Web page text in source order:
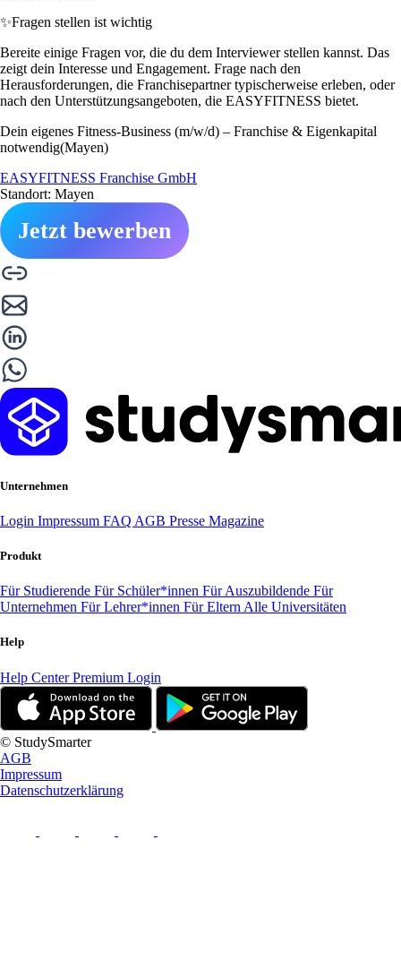
✨Fragen stellen ist wichtig
Bereite einige Fragen vor, die du dem Interviewer stellen kannst. Das
zeigt dein Interesse und Engagement. Frage nach den
Herausforderungen, die Franchisepartner typischerweise erleben, oder
nach den Unterstützungsangeboten, die EASYFITNESS bietet.
Dein eigenes Fitness-Business (m/w/d) – Franchise & Eigenkapital
notwendig(Mayen)
EASYFITNESS Franchise GmbH
Standort: Mayen
Jetzt bewerben
Unternehmen
Login Impressum FAQ AGB Presse Magazine
Produkt
Für Studierende Für Schüler*innen Für Auszubildende Für
Unternehmen Für Lehrer*innen Für Eltern Alle Universitäten
Help
Help CenterPremium Login
© StudySmarter
AGB
Impressum
Datenschutzerklärung